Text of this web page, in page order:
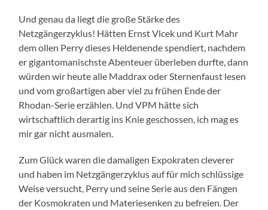
Und genau da liegt die große Stärke des
Netzgängerzyklus! Hätten Ernst Vlcek und Kurt Mahr
dem ollen Perry dieses Heldenende spendiert, nachdem
er gigantomanischste Abenteuer überleben durfte, dann
würden wir heute alle Maddrax oder Sternenfaust lesen
und vom großartigen aber viel zu frühen Ende der
Rhodan-Serie erzählen. Und VPM hätte sich
wirtschaftlich derartig ins Knie geschossen, ich mag es
mir gar nicht ausmalen.
Zum Glück waren die damaligen Expokraten cleverer
und haben im Netzgängerzyklus auf für mich schlüssige
Weise versucht, Perry und seine Serie aus den Fängen
der Kosmokraten und Materiesenken zu befreien. Der